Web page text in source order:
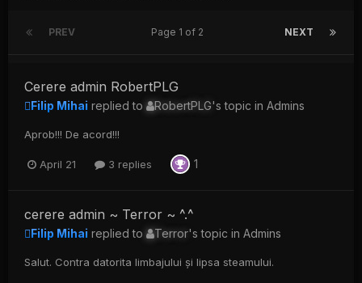
PREV NEXT
Page 1 of 2
Cerere admin RobertPLG
Filip Mihai replied to RobertPLG's topic in Admins
Aprob!!! De acord!!!
April 21 3 replies 1
cerere admin ~ Terror ~ ^.^
Filip Mihai replied to Terror's topic in Admins
Salut. Contra datorita limbajului și lipsa steamului.